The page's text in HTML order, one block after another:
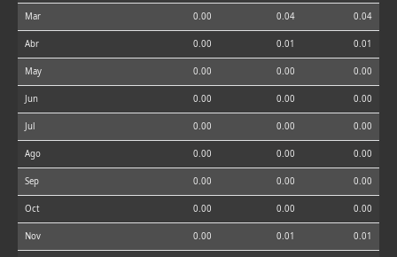
Mar 0.00 0.04 0.04
Abr 0.00 0.01 0.01
May 0.00 0.00 0.00
Jun 0.00 0.00 0.00
Jul 0.00 0.00 0.00
Ago 0.00 0.00 0.00
Sep 0.00 0.00 0.00
Oct 0.00 0.00 0.00
Nov 0.00 0.01 0.01